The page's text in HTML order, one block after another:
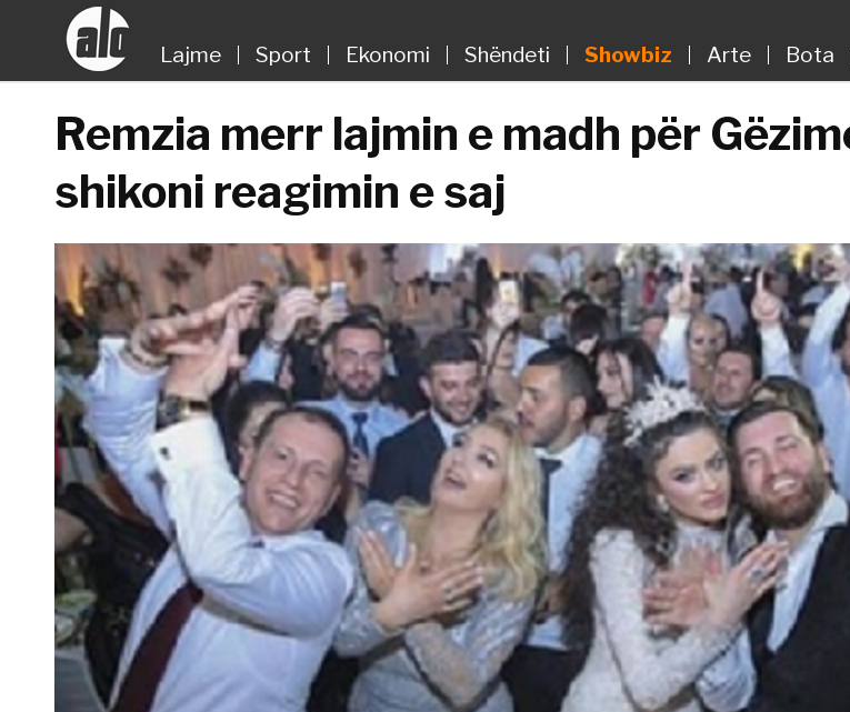
Lajme Sport Ekonomi Shëndeti Showbiz Arte Bota
Remzia merr lajmin e madh për
shikoni reagimin e saj